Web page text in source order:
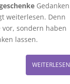
Gedanken
weiterlesen. Denn
vor, sondern haben
lassen.
WEITERLESEN